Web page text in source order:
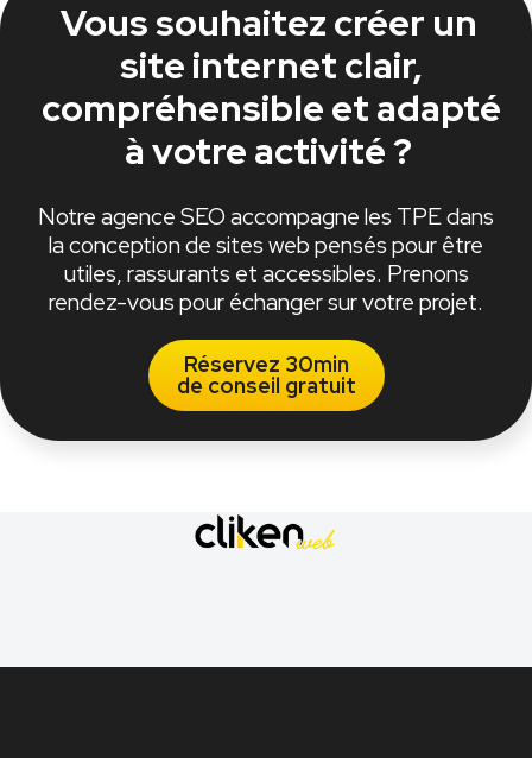
Vous souhaitez créer un
site internet clair,
compréhensible et adapté
à votre activité ?
Notre agence SEO accompagne les TPE dans
la conception de sites web pensés pour être
utiles, rassurants et accessibles. Prenons
rendez-vous pour échanger sur votre projet.
Réservez 30min
de conseil gratuit